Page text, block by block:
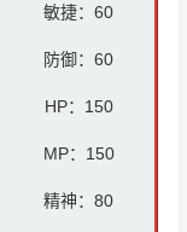
敏捷：60
防御：60
HP： 150
MP： 150
精神：80